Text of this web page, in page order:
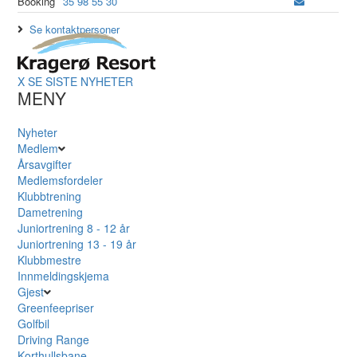
Se kontaktpersoner
X SE SISTE NYHETER
MENY
Nyheter
Medlem
Årsavgifter
Medlemsfordeler
Klubbtrening
Dametrening
Juniortrening 8 - 12 år
Juniortrening 13 - 19 år
Klubbmestre
Innmeldingskjema
Gjest
Greenfeepriser
Golfbil
Driving Range